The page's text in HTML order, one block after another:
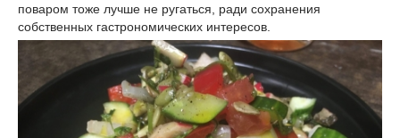
поваром тоже лучше не ругаться, ради сохранения
собственных гастрономических интересов.